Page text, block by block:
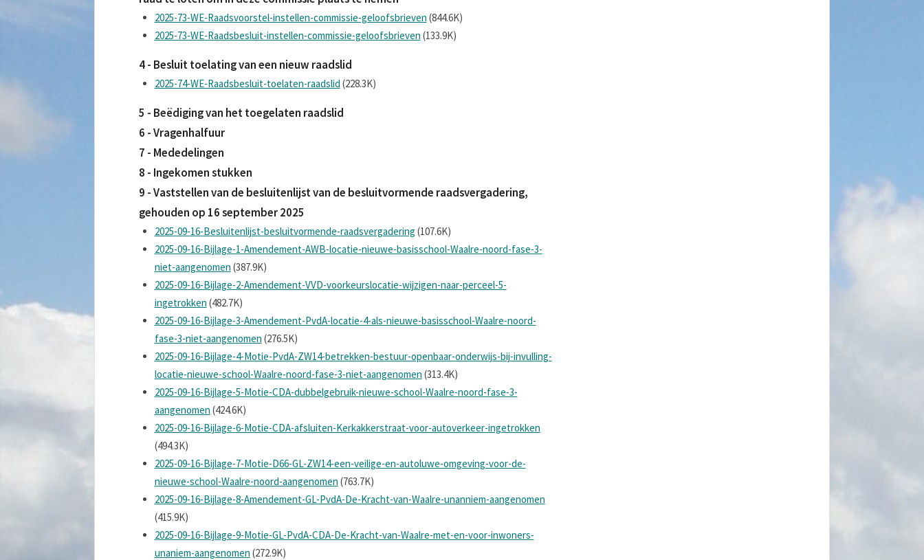
2025-73-WE-Raadsvoorstel-instellen-commissie-geloofsbrieven (844.6K)
2025-73-WE-Raadsbesluit-instellen-commissie-geloofsbrieven (133.9K)
4 - Besluit toelating van een nieuw raadslid
2025-74-WE-Raadsbesluit-toelaten-raadslid (228.3K)
5 - Beëdiging van het toegelaten raadslid
6 - Vragenhalfuur
7 - Mededelingen
8 - Ingekomen stukken
9 - Vaststellen van de besluitenlijst van de besluitvormende raadsvergadering,
gehouden op 16 september 2025
2025-09-16-Besluitenlijst-besluitvormende-raadsvergadering (107.6K)
2025-09-16-Bijlage-1-Amendement-AWB-locatie-nieuwe-basisschool-Waalre-noord-fase-3-
niet-aangenomen (387.9K)
2025-09-16-Bijlage-2-Amendement-VVD-voorkeurslocatie-wijzigen-naar-perceel-5-
ingetrokken (482.7K)
2025-09-16-Bijlage-3-Amendement-PvdA-locatie-4-als-nieuwe-basisschool-Waalre-noord-
fase-3-niet-aangenomen (276.5K)
2025-09-16-Bijlage-4-Motie-PvdA-ZW14-betrekken-bestuur-openbaar-onderwijs-bij-invulling-
locatie-nieuwe-school-Waalre-noord-fase-3-niet-aangenomen (313.4K)
2025-09-16-Bijlage-5-Motie-CDA-dubbelgebruik-nieuwe-school-Waalre-noord-fase-3-
aangenomen (424.6K)
2025-09-16-Bijlage-6-Motie-CDA-afsluiten-Kerkakkerstraat-voor-autoverkeer-ingetrokken
(494.3K)
2025-09-16-Bijlage-7-Motie-D66-GL-ZW14-een-veilige-en-autoluwe-omgeving-voor-de-
nieuwe-school-Waalre-noord-aangenomen (763.7K)
2025-09-16-Bijlage-8-Amendement-GL-PvdA-De-Kracht-van-Waalre-unanniem-aangenomen
(415.9K)
2025-09-16-Bijlage-9-Motie-GL-PvdA-CDA-De-Kracht-van-Waalre-met-en-voor-inwoners-
unaniem-aangenomen (272.9K)